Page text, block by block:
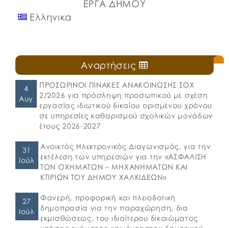
ΕΡΓΑ ΔΗΜΟΥ
Ελληνικα
Αναρτήσεις
4
Αυγ
ΠΡΟΣΩΡΙΝΟΙ ΠΙΝΑΚΕΣ ΑΝΑΚΟΙΝΩΣΗΣ ΣΟΧ
2/2026 για πρόσληψη προσωπικού με σχέση
εργασίας ιδιωτικού δικαίου ορισμένου χρόνου
σε υπηρεσίες καθαρισμού σχολικών μονάδων
έτους 2026-2027
31
Ιούλ
Ανοικτός Ηλεκτρονικός Διαγωνισμός, για την
εκτέλεση των υπηρεσιών για την «ΑΣΦΑΛΙΣΗ
ΤΩΝ ΟΧΗΜΑΤΩΝ – ΜΗΧΑΝΗΜΑΤΩΝ ΚΑΙ
ΚΤΙΡΙΩΝ ΤΟΥ ΔΗΜΟΥ ΧΑΛΚΙΔΕΩΝ»
27
Ιούλ
Φανερή, προφορική και πλειοδοτική
δημοπρασία για την παραχώρηση, δια
εκμισθώσεως, του ιδιαίτερου δικαιώματος